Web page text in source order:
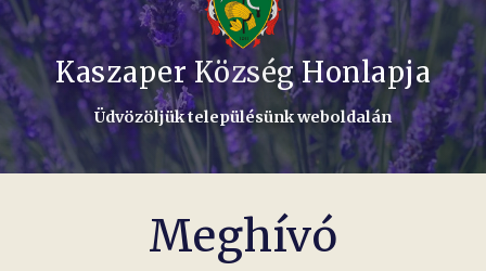
Kaszaper Község Honlapja
Üdvözöljük településünk weboldalán
Meghívó